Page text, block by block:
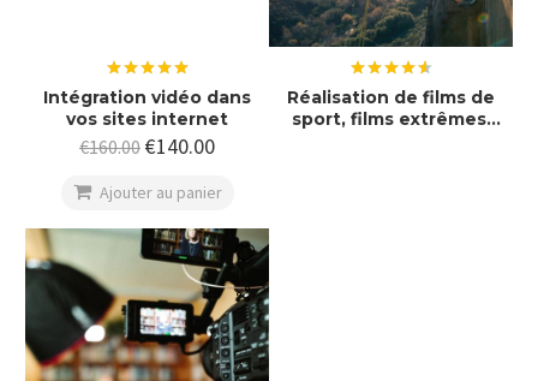
sur 5
Intégration vidéo dans
vos sites internet
€160.00 €140.00
 Ajouter au panier
sur 5
Réalisation de films de
sport, films extrêmes,
